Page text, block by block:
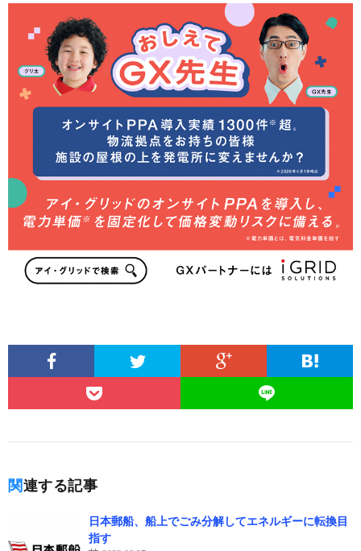
関連する記事
日本郵船、船上でごみ分解してエネルギーに転換目
指す